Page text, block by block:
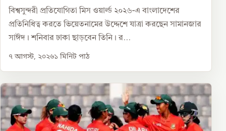
বিশ্বসুন্দরী প্রতিযোগিতা মিস ওয়ার্ল্ড ২০২৬-এ বাংলাদেশের
প্রতিনিধিত্ব করতে ভিয়েতনামের উদ্দেশে যাত্রা করছেন সামানজার
সাঈদ। শনিবার ঢাকা ছাড়বেন তিনি। র...
৭ আগস্ট, ২০২৬১ মিনিট পাঠ